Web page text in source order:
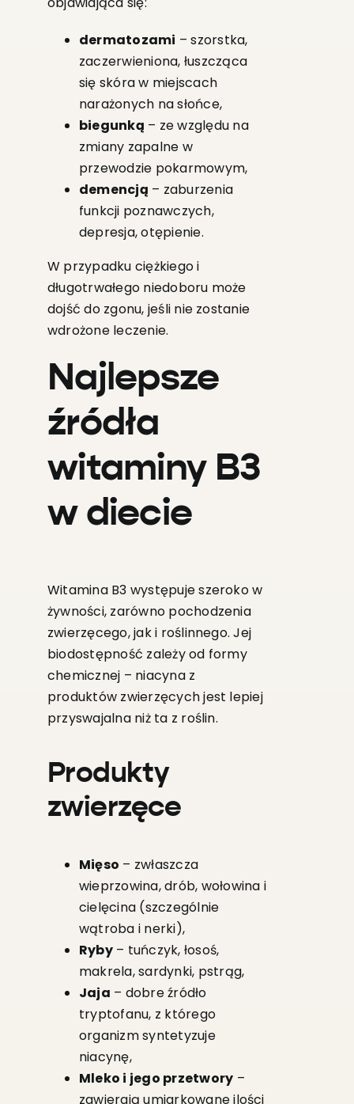
dermatozami – szorstka,
zaczerwieniona, łuszcząca
się skóra w miejscach
narażonych na słońce,
biegunką – ze względu na
zmiany zapalne w
przewodzie pokarmowym,
demencją – zaburzenia
funkcji poznawczych,
depresja, otępienie.
W przypadku ciężkiego i
długotrwałego niedoboru może
dojść do zgonu, jeśli nie zostanie
wdrożone leczenie.
Najlepsze
źródła
witaminy B3
w diecie
Witamina B3 występuje szeroko w
żywności, zarówno pochodzenia
zwierzęcego, jak i roślinnego. Jej
biodostępność zależy od formy
chemicznej – niacyna z
produktów zwierzęcych jest lepiej
przyswajalna niż ta z roślin.
Produkty
zwierzęce
Mięso – zwłaszcza
wieprzowina, drób, wołowina i
cielęcina (szczególnie
wątroba i nerki),
Ryby– tuńczyk, łosoś,
makrela, sardynki, pstrąg,
Jaja – dobre źródło
tryptofanu, z którego
organizm syntetyzuje
niacynę,
Mleko i jego przetwory –
zawierają umiarkowane ilości